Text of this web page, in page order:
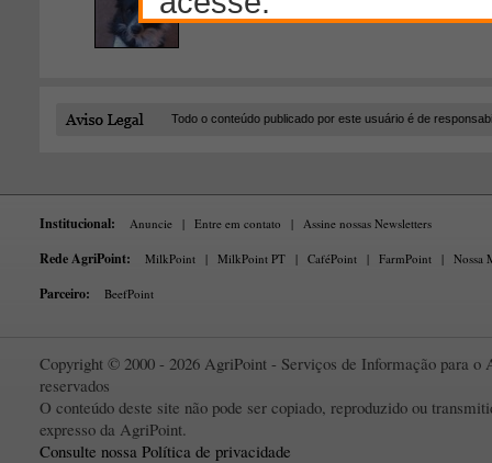
Todo o conteúdo publicado por este usuário é de
Institucional: Anuncie | Entre em contato | Assine nossas Newsletters
Rede AgriPoint: MilkPoint | MilkPoint PT | CaféPoint | FarmPoint | Nossa
Parceiro: BeefPoint
Copyright © 2000 - 2026 AgriPoint - Serviços de Informação para o
reservados
O conteúdo deste site não pode ser copiado, reproduzido ou
expresso da AgriPoint.
Consulte nossa Política de privacidade